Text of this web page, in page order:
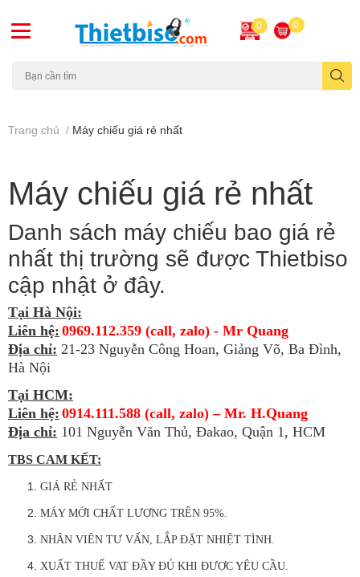
0 0
Trang chủ / Máy chiếu giá rẻ nhất
Máy chiếu giá rẻ nhất
Danh sách máy chiếu bao giá rẻ
nhất thị trường sẽ được Thietbiso
cập nhật ở đây.
Tại Hà Nội:
Liên hệ: 0969.112.359 (call, zalo) - Mr Quang
Địa chỉ: 21-23 Nguyễn Công Hoan, Giảng Võ, Ba Đình,
Hà Nội
Tại HCM:
Liên hệ: 0914.111.588 (call, zalo) – Mr. H.Quang
Địa chỉ: 101 Nguyễn Văn Thủ, Đakao, Quận 1, HCM
TBS CAM KẾT:
GIÁ RẺ NHẤT
MÁY MỚI CHẤT LƯỢNG TRÊN 95%.
NHÂN VIÊN TƯ VẤN, LẮP ĐẶT NHIỆT TÌNH.
XUẤT THUẾ VAT ĐẦY ĐỦ KHI ĐƯỢC YÊU CẦU.